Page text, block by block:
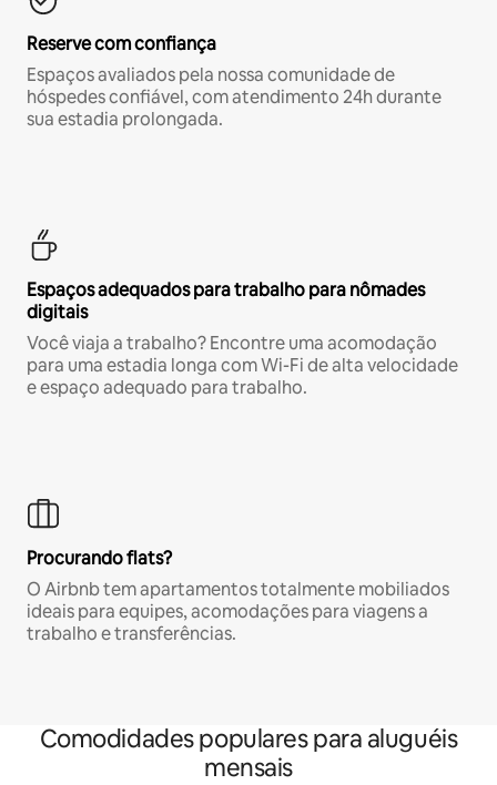
Reserve com confiança
Espaços avaliados pela nossa comunidade de
hóspedes confiável, com atendimento 24h durante
sua estadia prolongada.
Espaços adequados para trabalho para nômades
digitais
Você viaja a trabalho? Encontre uma acomodação
para uma estadia longa com Wi-Fi de alta velocidade
e espaço adequado para trabalho.
Procurando flats?
O Airbnb tem apartamentos totalmente mobiliados
ideais para equipes, acomodações para viagens a
trabalho e transferências.
Comodidades populares para aluguéis
mensais